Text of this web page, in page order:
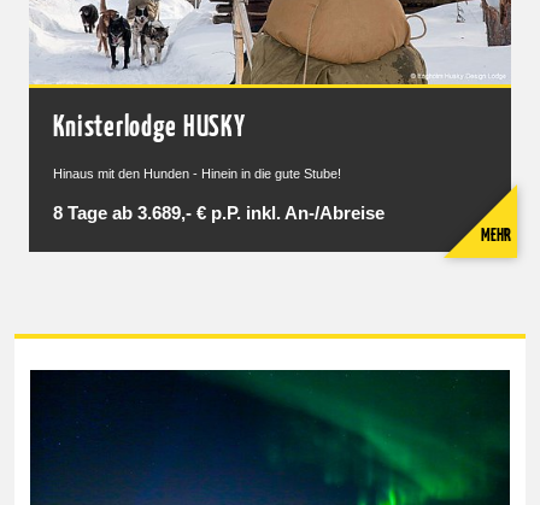
Knisterlodge HUSKY
Hinaus mit den Hunden - Hinein in die gute Stube!
8 Tage ab 3.689,- € p.P. inkl. An-/Abreise
MEHR